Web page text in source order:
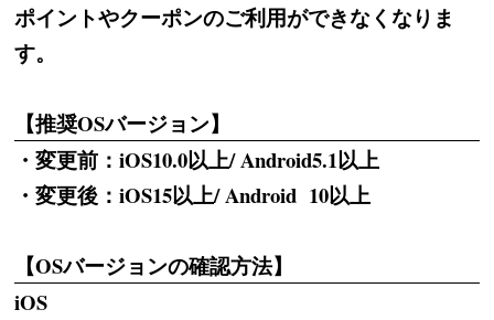
ポイントやクーポンのご利用ができなくなりま
す。
【推奨OSバージョン】
・変更前：iOS10.0以上/ Android5.1以上
・変更後：iOS15以上/ Android 10以上
【OSバージョンの確認方法】
iOS